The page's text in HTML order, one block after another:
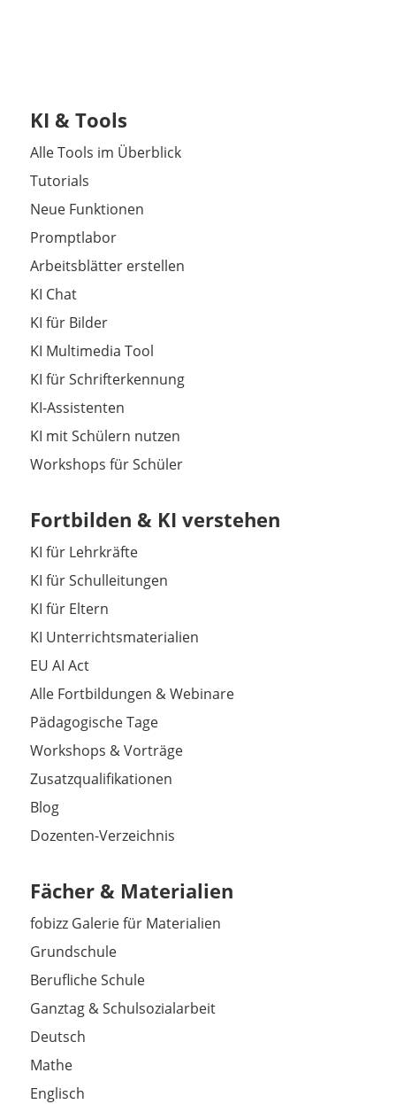
KI & Tools
Alle Tools im Überblick
Tutorials
Neue Funktionen
Promptlabor
Arbeitsblätter erstellen
KI Chat
KI für Bilder
KI Multimedia Tool
KI für Schrifterkennung
KI-Assistenten
KI mit Schülern nutzen
Workshops für Schüler
Fortbilden & KI verstehen
KI für Lehrkräfte
KI für Schulleitungen
KI für Eltern
KI Unterrichtsmaterialien
EU AI Act
Alle Fortbildungen & Webinare
Pädagogische Tage
Workshops & Vorträge
Zusatzqualifikationen
Blog
Dozenten-Verzeichnis
Fächer & Materialien
fobizz Galerie für Materialien
Grundschule
Berufliche Schule
Ganztag & Schulsozialarbeit
Deutsch
Mathe
Englisch